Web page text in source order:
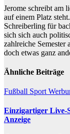
Jerome schreibt am
auf einem Platz
Schreiberling für
sich sich auch
zahlreiche Semester
doch etwas ganz
Ähnliche Beiträge
Fußball Sport
Einzigartiger Live-
Anzeige